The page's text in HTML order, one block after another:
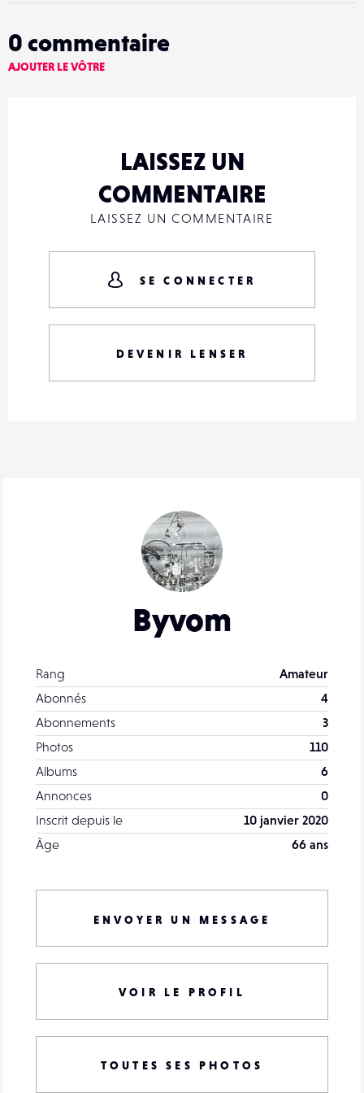
Byvom
Rang
Amateur
Abonnés
4
Abonnements
3
Photos
110
Albums
6
Annonces
0
Inscrit depuis le
10 janvier 2020
Âge
66 ans
ENVOYER UN MESSAGE
VOIR LE PROFIL
TOUTES SES PHOTOS
0 commentaire
AJOUTER LE VÔTRE
LAISSEZ UN
COMMENTAIRE
LAISSEZ UN COMMENTAIRE
SE CONNECTER
DEVENIR LENSER